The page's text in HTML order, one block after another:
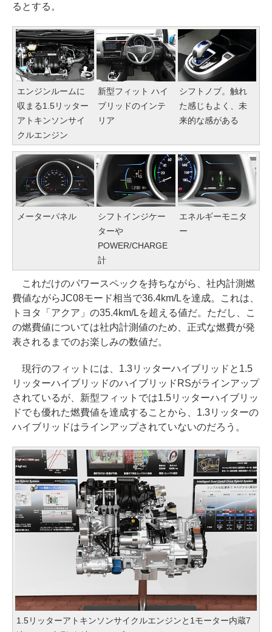
るとする。
エンジンルームに
収まる1.5リッター
アトキンソンサイ
クルエンジン
新型フィット ハイ
ブリッドのインテ
リア
シフトノブ。触れ
た感じもよく、未
来的な感がある
メーターパネル
シフトインジケー
ターや
POWER/CHARGE
計
エネルギーモニタ
ー
これだけのパワースペックを持ちながら、社内計測燃
費値ながらJC08モード相当で36.4km/Lを達成。これは、
トヨタ「アクア」の35.4km/Lを超える値だ。ただし、こ
の燃費値については社内計測値のため、正式な燃費が発
表されるまでのお楽しみの数値だ。
現行のフィットには、1.3リッターハイブリッドと1.5
リッターハイブリッドのハイブリッドRSがラインアップ
されているが、新型フィットでは1.5リッターハイブリッ
ドでも優れた燃費値を達成することから、1.3リッターの
ハイブリッドはラインアップされていないのだろう。
1.5リッターアトキンソンサイクルエンジンと1モーター内蔵7